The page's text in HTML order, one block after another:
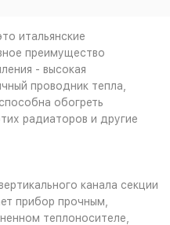
итальянские
преимущество
- высокая
проводник тепла,
обогреть
радиаторов и другие
канала секции
прибор прочным,
теплоносителе,